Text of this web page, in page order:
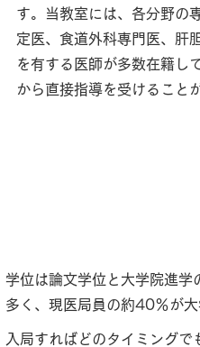
す。当教室には、各分野の
定医、食道外科専門医、肝
を有する医師が多数在籍し
から直接指導を受けること
学位は論文学位と大学院進学
多く、現医局員の約40％が大
入局すればどのタイミング